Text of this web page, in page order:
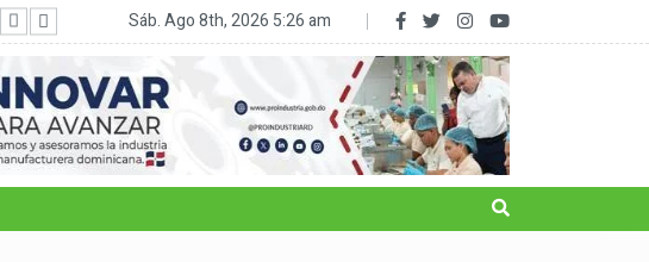
FAO: RD reduce la subalimentación al 2.5% y sale del mapa del hambre
Sáb. Ago 8th, 2026 5:26 am